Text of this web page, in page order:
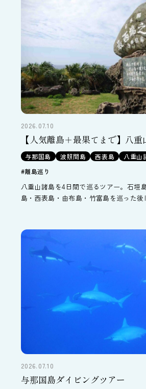
2026.07.10
【人気離島＋最果てまで】八
与那国島 波照間島 西表島 八重山
#離島巡り
八重山諸島を4日間で巡るツアー。石垣
島・西表島・由布島・竹富島を巡った後
方でも安心して八重山諸島をお楽しみ頂
2026.07.10
与那国島ダイビングツアー